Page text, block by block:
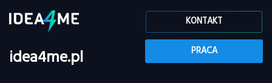
idea4me.pl
KONTAKT
PRACA